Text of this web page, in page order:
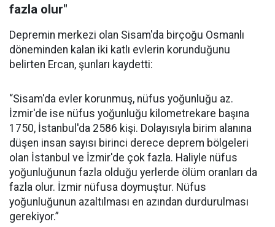
fazla olur"
Depremin merkezi olan Sisam'da birçoğu Osmanlı
döneminden kalan iki katlı evlerin korunduğunu
belirten Ercan, şunları kaydetti:
“Sisam'da evler korunmuş, nüfus yoğunluğu az.
İzmir'de ise nüfus yoğunluğu kilometrekare başına
1750, İstanbul'da 2586 kişi. Dolayısıyla birim alanına
düşen insan sayısı birinci derece deprem bölgeleri
olan İstanbul ve İzmir'de çok fazla. Haliyle nüfus
yoğunluğunun fazla olduğu yerlerde ölüm oranları da
fazla olur. İzmir nüfusa doymuştur. Nüfus
yoğunluğunun azaltılması en azından durdurulması
gerekiyor.”